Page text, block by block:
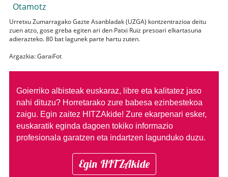
Otamotz
Urretxu Zumarragako Gazte Asanbladak (UZGA) kontzentrazioa deitu
zuen atzo, gose greba egiten ari den Patxi Ruiz presoari elkartasuna
adierazteko. 80 bat lagunek parte hartu zuten.
Argazkia: GaraiFot
Goierriko albisteak euskaraz, libre eta kalitatez jaso
nahi dituzu? Horretarako zure babesa ezinbestekoa
zaigu. Egin zaitez HITZAkide! Zure ekarpenari esker,
euskaratik eginda dagoen tokiko informazio
profesionala garatzen eta indartzen lagunduko duzu.
Egin HITZAkide